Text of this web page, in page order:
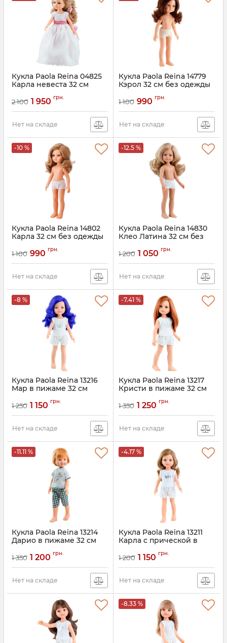
Кукла Paola Reina 04825
Карла невеста 32 см
2 100 1 950 грн.
Нет на складе
Кукла Paola Reina 14779
Кэрол 32 см без одежды
1 100 990 грн.
Нет на складе
-10 %
Кукла Paola Reina 14802
Карла 32 см без одежды
1 100 990 грн.
Нет на складе
-12.5 %
Кукла Paola Reina 14830
Клео Латина 32 см без
1 200 1 050 грн.
Нет на складе
-8 %
Кукла Paola Reina 13216
Мар в пижаме 32 см
1 250 1 150 грн.
Нет на складе
-7.41 %
Кукла Paola Reina 13217
Кристи в пижаме 32 см
1 350 1 250 грн.
Нет на складе
-11.11 %
Кукла Paola Reina 13214
Дарио в пижаме 32 см
1 350 1 200 грн.
Нет на складе
-4.17 %
Кукла Paola Reina 13211
Карла с прической в
1 200 1 150 грн.
Нет на складе
-8.33 %